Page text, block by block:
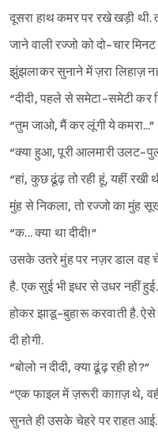
दूसरा हाथ कमर पर रखे खड़ी
जाने वाली रज्जो को दो-चार
झुंझलाकर सुनाने में ज़रा लिहाज़
“दीदी, पहले से समेटा-समेटी कर
“तुम जाओ, मैं कर लूंगी ये
“क्या हुआ, पूरी आलमारी उलट-
“हां, कुछ ढूंढ़ तो रही हूं, यहीं रखी
मुंह से निकला, तो रज्जो का मुंह
“क... क्या था दीदी!”
उसके उतरे मुंह पर नज़र डाल वह
है. एक सुई भी इधर से उधर नहीं
होकर झाडू-बुहारू करवाती है.
दी होगी.
“बोलो न दीदी, क्या ढूंढ़ रही हो?”
“एक फाइल में ज़रूरी काग़ज़ थे,
सुनते ही उसके चेहरे पर राहत